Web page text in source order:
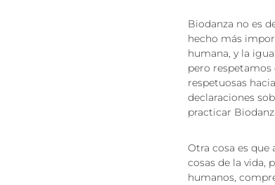
Biodanza no es
hecho más
humana, y la
pero respetamos
respetuosas
declaraciones
practicar
Otra cosa es que
cosas de la vida,
humanos,